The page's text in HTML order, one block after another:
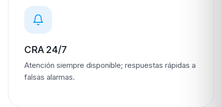
CRA 24/7
Atención siempre disponible; respuestas rápidas a
falsas alarmas.